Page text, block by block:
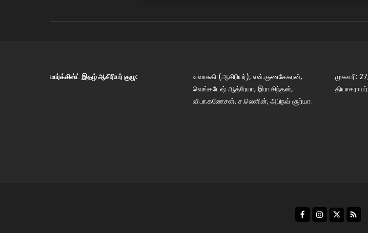
மார்க்சிஸ்ட் இதழ் ஆசிரியர் குழு:
உ.வாசுகி (ஆசிரியர்), என்.குணசேகரன்,
வெங்கடேஷ் ஆத்ரேயா, இரா.சிந்தன்,
வீ.பா.கணேசன், ச.லெனின், அபிநவ் சூர்யா.
முகவரி: